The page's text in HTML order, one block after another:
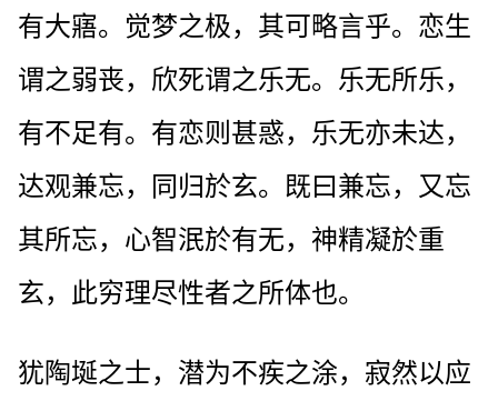
有大寤。觉梦之极，其可略言乎。恋生
谓之弱丧，欣死谓之乐无。乐无所乐，
有不足有。有恋则甚惑，乐无亦未达，
达观兼忘，同归於玄。既曰兼忘，又忘
其所忘，心智泯於有无，神精凝於重
玄，此穷理尽性者之所体也。
犹陶埏之士，潜为不疾之涂，寂然以应